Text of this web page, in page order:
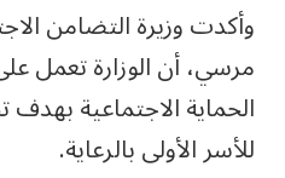
وأكدت وزيرة التضامن
مرسي، أن الوزارة تعمل
الحماية الاجتماعية
للأسر الأولى بالرعاية.